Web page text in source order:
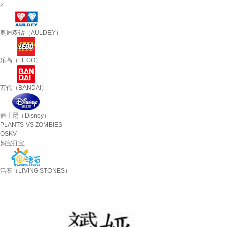
Z
奥迪双钻（AULDEY）
乐高（LEGO）
万代（BANDAI）
迪士尼（Disney）
PLANTS VS ZOMBIES
OSKV
妈宝孖宝
活石（LIVING STONES）